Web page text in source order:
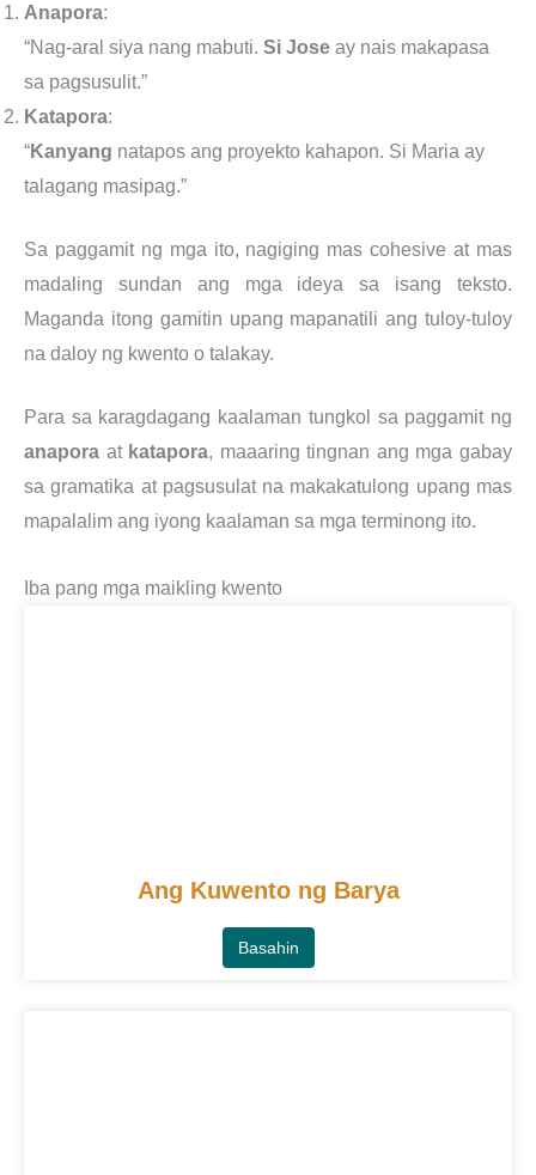
Anapora:
“Nag-aral siya nang mabuti. Si Jose ay nais makapasa
sa pagsusulit.”
Katapora:
“Kanyang natapos ang proyekto kahapon. Si Maria ay
talagang masipag.”
Sa paggamit ng mga ito, nagiging mas cohesive at mas
madaling sundan ang mga ideya sa isang teksto.
Maganda itong gamitin upang mapanatili ang tuloy-tuloy
na daloy ng kwento o talakay.
Para sa karagdagang kaalaman tungkol sa paggamit ng
anapora at katapora, maaaring tingnan ang mga gabay
sa gramatika at pagsusulat na makakatulong upang mas
mapalalim ang iyong kaalaman sa mga terminong ito.
Iba pang mga maikling kwento
Ang Kuwento ng Barya
Basahin